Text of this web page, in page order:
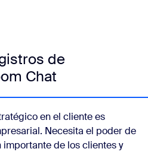
de
Chat
en el cliente es
Necesita el poder de
de los clientes y